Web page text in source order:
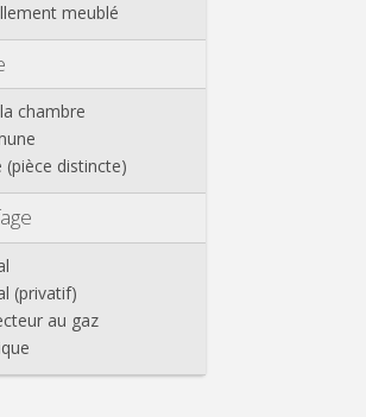
meublé
chambre
(pièce distincte)
(privatif)
au gaz